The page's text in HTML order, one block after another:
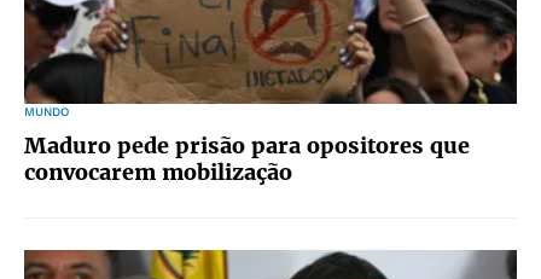
MUNDO
Maduro pede prisão para opositores que
convocarem mobilização